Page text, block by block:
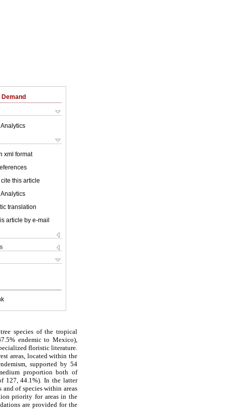
xml format
this article
translation
article by e-mail
species of the tropical
endemic to Mexico),
floristic literature.
areas, located within the
supported by 54
proportion both of
127, 44.1%). In the latter
of species within areas
priority for areas in the
are provided for the